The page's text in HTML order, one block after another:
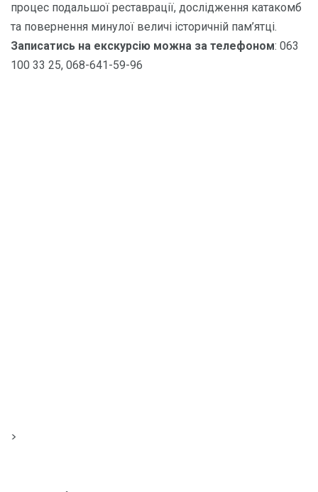
процес подальшої реставрації, дослідження катакомб
та повернення минулої величі історичній пам’ятці.
Записатись на екскурсію можна за телефоном: 063
100 33 25, 068-641-59-96
>